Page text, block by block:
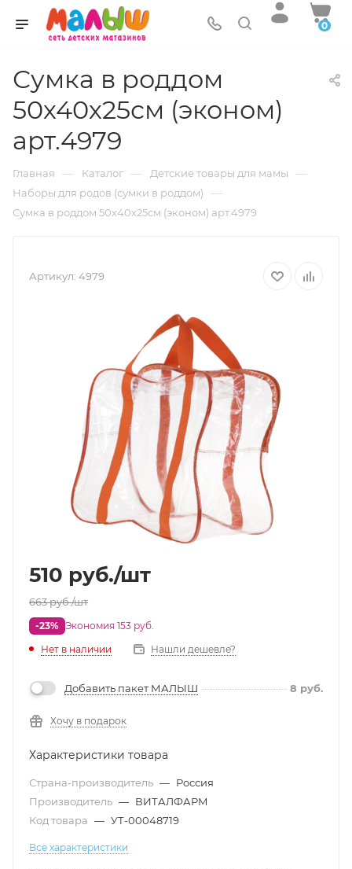
0
Сумка в роддом
50х40х25см (эконом)
арт.4979
Главная — Каталог — Детские товары для мамы —
Наборы для родов (сумки в роддом) —
Сумка в роддом 50х40х25см (эконом) арт.4979
Артикул: 4979
510 руб./шт
663руб./шт
-23% Экономия 153 руб.
Нет в наличии
Нашли дешевле?
Добавить пакет МАЛЫШ 8 руб.
Хочу в подарок
Характеристики товара
Страна-производитель — Россия
Производитель — ВИТАЛФАРМ
Код товара — УТ-00048719
Все характеристики